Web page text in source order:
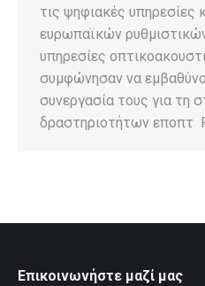
τις ψηφιακές υπηρεσίες
ευρωπαϊκών
υπηρεσίες
συμφώνησαν να
συνεργασία τους για τη
δραστηριοτήτων εποπτ
Επικοινωνήστε μαζί μας